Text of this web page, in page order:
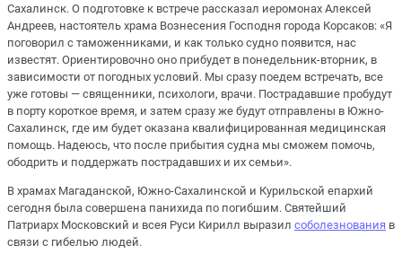
Сахалинск. О подготовке к встрече рассказал иеромонах Алексей
Андреев, настоятель храма Вознесения Господня города Корсаков: «Я
поговорил с таможенниками, и как только судно появится, нас
известят. Ориентировочно оно прибудет в понедельник-вторник, в
зависимости от погодных условий. Мы сразу поедем встречать, все
уже готовы — священники, психологи, врачи. Пострадавшие пробудут
в порту короткое время, и затем сразу же будут отправлены в Южно-
Сахалинск, где им будет оказана квалифицированная медицинская
помощь. Надеюсь, что после прибытия судна мы сможем помочь,
ободрить и поддержать пострадавших и их семьи».
В храмах Магаданской, Южно-Сахалинской и Курильской епархий
сегодня была совершена панихида по погибшим. Святейший
Патриарх Московский и всея Руси Кирилл выразил соболезнования в
связи с гибелью людей.